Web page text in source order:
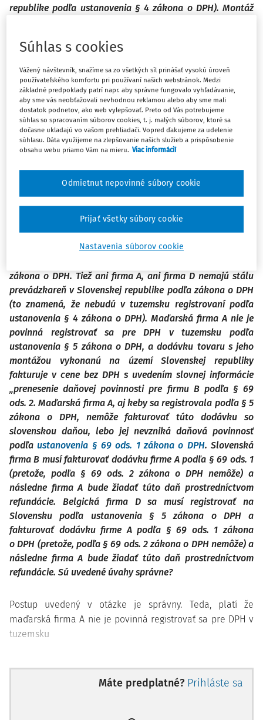
republike podľa ustanovenia § 4 zákona o DPH). Montáž
subdodávateľa C. Spoločnosť C je slovenská firma a
platiteľ dane z pridanej hodnoty v Slovenskej republike
podľaustanovenia § 4 zákona o DPH. Ďalším
subdodávateľom je spoločnosť D (belgická firma, ktorá je
platiteľ dane z pridanej hodnoty v Belgicku). Ide
o hnuteľné veci a ich montáž (takže nebudú súčasťou
nehnuteľnosti), presnejšie o automatizovaný skladový
systém hotových výrobkov, ktorý obsahuje dodávku a
automatického nakladača do regálového systému,
dodávku a montáž chladiacej techniky do skladového
priestoru. Chladiacu techniku dodáva a montuje slovenská
firma C. Belgická firma D zase dodáva a montuje ten
automatizovaný regálový systém. Takže subdodávatelia
dodávajú aj tovar, aj montáž. Ani firma A, ani firma D nie je
zákona o DPH. Tiež ani firma A, ani firma D nemajú stálu
prevádzkareň v Slovenskej republike podľa zákona o DPH
(to znamená, že nebudú v tuzemsku registrovaní podľa
ustanovenia § 4 zákona o DPH). Maďarská firma A nie je
povinná registrovať sa pre DPH v tuzemsku podľa
ustanovenia § 5 zákona o DPH, a dodávku tovaru s jeho
montážou vykonanú na území Slovenskej republiky
fakturuje v cene bez DPH s uvedením slovnej informácie
„prenesenie daňovej povinnosti pre firmu B podľa § 69
ods. 2. Maďarská firma A, aj keby sa registrovala podľa § 5
zákona o DPH, nemôže fakturovať túto dodávku so
slovenskou daňou, lebo jej nevzniká daňová povinnosť
podľaustanovenia § 69 ods. 1 zákona o DPH. Slovenská
firma B musí fakturovať dodávku firme A podľa § 69 ods. 1
(pretože, podľa § 69 ods. 2 zákona o DPH nemôže) a
následne firma A bude žiadať túto daň prostredníctvom
refundácie. Belgická firma D sa musí registrovať na
Slovensku podľa ustanovenia § 5 zákona o DPH a
fakturovať dodávku firme A podľa § 69 ods. 1 zákona
o DPH (pretože, podľa § 69 ods. 2 zákona o DPH nemôže) a
následne firma A bude žiadať túto daň prostredníctvom
refundácie. Sú uvedené úvahy správne?
Postup uvedený v otázke je správny. Teda, platí že
maďarská firma A nie je povinná registrovať sa pre DPH v
tuzemsku
Máte predplatné? Prihláste sa
Súhlas s cookies
Vážený návštevník, snažíme sa zo všetkých síl prinášať vysokú úroveň
používateľského komfortu pri používaní našich webstránok. Medzi
základné predpoklady patrí napr. aby správne fungovalo vyhľadávanie,
aby sme vás neobťažovali nevhodnou reklamou alebo aby sme mali
dostatok podnetov, ako web vylepšovať. Preto od Vás potrebujeme
súhlas so spracovaním súborov cookies, t. j. malých súborov, ktoré sa
dočasne ukladajú vo vašom prehliadači. Vopred ďakujeme za udelenie
súhlasu. Dáta využijeme na zlepšovanie našich služieb a prispôsobenie
obsahu webu priamo Vám na mieru. Viac informácií
Nastavenia súborov cookie
Odmietnut nepovinné súbory cookie
Prijať všetky súbory cookie